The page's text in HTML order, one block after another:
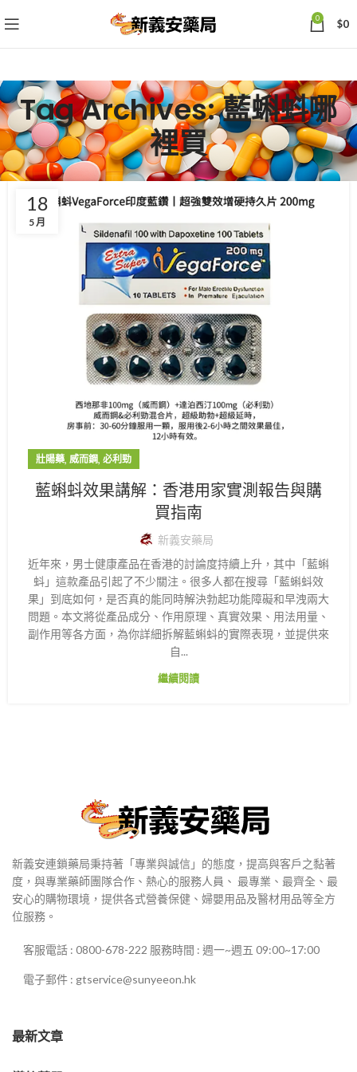
0 $0
Tag Archives: 藍蝌蚪哪
裡買
18
5 月
壯陽藥, 威而鋼, 必利勁
藍蝌蚪效果講解：香港用家實測報告與購
買指南
新義安藥局
近年來，男士健康產品在香港的討論度持續上升，其中「藍蝌
蚪」這款產品引起了不少關注。很多人都在搜尋「藍蝌蚪效
果」到底如何，是否真的能同時解決勃起功能障礙和早洩兩大
問題。本文將從產品成分、作用原理、真實效果、用法用量、
副作用等各方面，為你詳細拆解藍蝌蚪的實際表現，並提供來
自...
繼續閱讀
新義安連鎖藥局秉持著「專業與誠信」的態度，提高與客戶之黏著
度，與專業藥師團隊合作、熱心的服務人員、 最專業、最齊全、最
安心的購物環境，提供各式營養保健、婦嬰用品及醫材用品等全方
位服務。
客服電話 : 0800-678-222 服務時間 : 週一~週五 09:00~17:00
電子郵件 : gtservice@sunyeeon.hk
最新文章